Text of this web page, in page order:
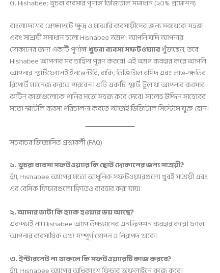
৫. Hishabee: খুচরা ব্যবসার পূর্ণাঙ্গ ডিজিটাল সমাধান (২০% প্রমোশন)
বাংলাদেশের প্রেক্ষাপটে ক্ষুদ্র ও মাঝারি ব্যবসায়ীদের জন্য সবথেকে সহজ
এবং সাশ্রয়ী সমাধান হলো Hishabee অ্যাপ। আপনি যদি আপনার
দোকানের জন্য একটি পূর্ণাঙ্গখুচরা ব্যবসা সফটওয়্যারখুঁজছেন, তবে
Hishabee আপনার সব চাহিদা পূরণ করবে। এই অ্যাপ ব্যবহার করে আপনি
আপনার স্মার্টফোনেই ইনভেন্টরি, বাকি, ডিজিটাল রসিদ এবং লাভ-ক্ষতির
রিপোর্ট ম্যানেজ করতে পারবেন। এটি একটি স্মার্ট টুল যা আপনার ব্যবসার
রুটিন কাজগুলোকে পানির মতো সহজ করে দেবে। সালেহ উদ্দিন সাহেবের
মতো স্মার্টলি ব্যবসা পরিচালনা করতে আজই ডিজিটাল সিস্টেমে যুক্ত হোন।
সচরাচর জিজ্ঞাসিত প্রশ্নাবলী (FAQ)
১. খুচরা ব্যবসা সফটওয়্যার কি ছোট দোকানের জন্য সাশ্রয়ী?
হ্যাঁ, Hishabee অ্যাপের মতো আধুনিক সফটওয়্যারগুলো খুবই সাশ্রয়ী এবং
এর বেসিক ফিচারগুলো ফ্রিতেও ব্যবহার করা যায়।
২. আমার ডাটা কি হ্যাক হওয়ার ভয় আছে?
একদমই না! Hishabee অ্যাপ উচ্চমানের এনক্রিপশন ব্যবহার করে। ফলে
আপনার ব্যবসায়িক তথ্য সম্পূর্ণ গোপন ও নিরাপদ থাকে।
৩. ইন্টারনেট না থাকলে কি সফটওয়্যারটি কাজ করবে?